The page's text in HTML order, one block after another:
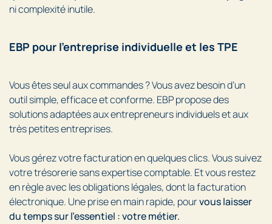
ni complexité inutile.
EBP pour l'entreprise individuelle et les TPE
Vous êtes seul aux commandes ? Vous avez besoin d’un
outil simple, efficace et conforme. EBP propose des
solutions adaptées aux entrepreneurs individuels et aux
très petites entreprises.
Vous gérez votre facturation en quelques clics. Vous suivez
votre trésorerie sans expertise comptable. Et vous restez
en règle avec les obligations légales, dont la facturation
électronique. Une prise en main rapide, pourvous laisser
du temps sur l’essentiel : votre métier.